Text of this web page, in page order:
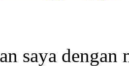
saya